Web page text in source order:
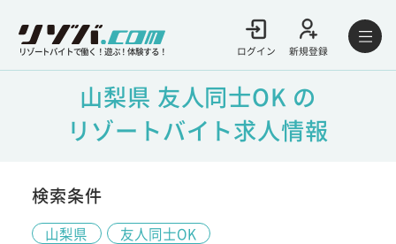
リゾートバイトで働く！遊ぶ！体験する！ ログイン 新規登録
山梨県 友人同士OK の
リゾートバイト求人情報
検索条件
山梨県 友人同士OK